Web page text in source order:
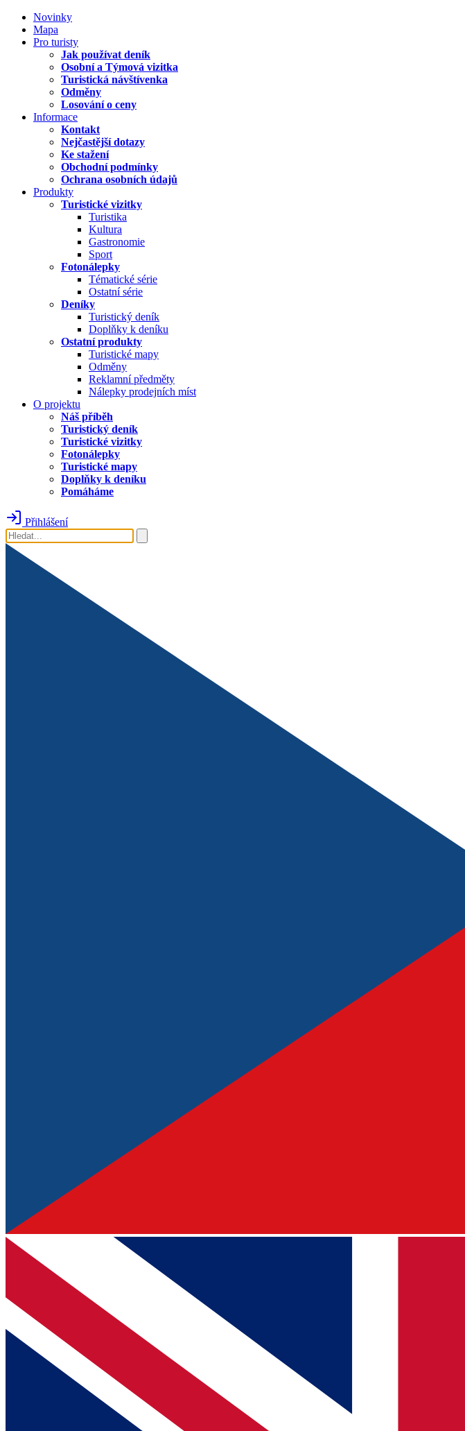
Novinky
Mapa
Pro turisty
Jak používat deník
Osobní a Týmová vizitka
Turistická návštívenka
Odměny
Losování o ceny
Informace
Kontakt
Nejčastější dotazy
Ke stažení
Obchodní podmínky
Ochrana osobních údajů
Produkty
Turistické vizitky
Turistika
Kultura
Gastronomie
Sport
Fotonálepky
Tématické série
Ostatní série
Deníky
Turistický deník
Doplňky k deníku
Ostatní produkty
Turistické mapy
Odměny
Reklamní předměty
Nálepky prodejních míst
O projektu
Náš příběh
Turistický deník
Turistické vizitky
Fotonálepky
Turistické mapy
Doplňky k deníku
Pomáháme
Přihlášení